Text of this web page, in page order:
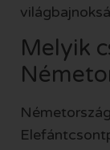
Melyik